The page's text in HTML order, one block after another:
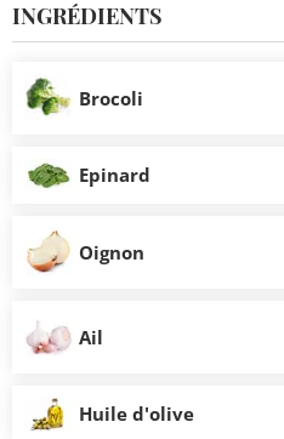
INGRÉDIENTS
Brocoli
Epinard
Oignon
Ail
Huile d'olive